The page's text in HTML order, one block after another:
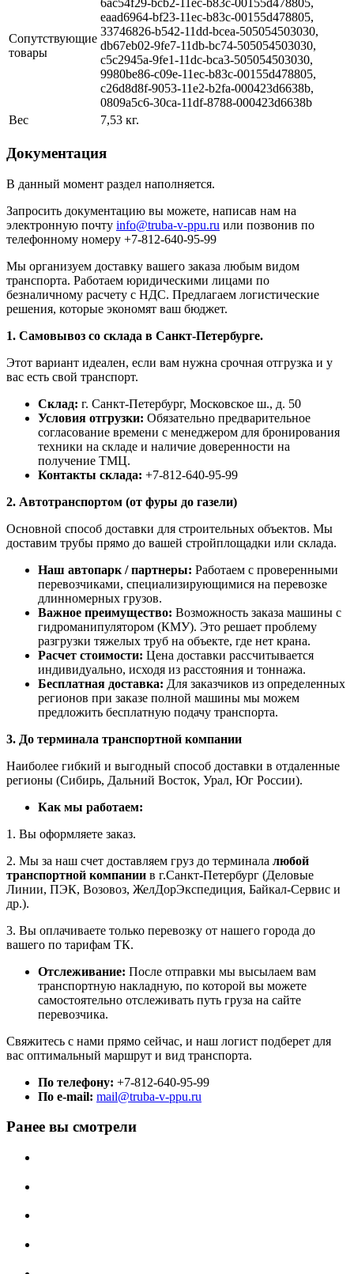
Сопутствующие
товары
6ac54f29-bcb2-11ec-b83c-00155d478805,
eaad6964-bf23-11ec-b83c-00155d478805,
33746826-b542-11dd-bcea-505054503030,
db67eb02-9fe7-11db-bc74-505054503030,
c5c2945a-9fe1-11dc-bca3-505054503030,
9980be86-c09e-11ec-b83c-00155d478805,
c26d8d8f-9053-11e2-b2fa-000423d6638b,
0809a5c6-30ca-11df-8788-000423d6638b
Вес
7,53 кг.
Документация
В данный момент раздел наполняется.
Запросить документацию вы можете, написав нам на
электронную почту info@truba-v-ppu.ru или позвонив по
телефонному номеру +7-812-640-95-99
Мы организуем доставку вашего заказа любым видом
транспорта. Работаем юридическими лицами по
безналичному расчету с НДС. Предлагаем логистические
решения, которые экономят ваш бюджет.
1. Самовывоз со склада в Санкт-Петербурге.
Этот вариант идеален, если вам нужна срочная отгрузка и у
вас есть свой транспорт.
Склад: г. Санкт-Петербург, Московское ш., д. 50
Условия отгрузки: Обязательно предварительное
согласование времени с менеджером для бронирования
техники на складе и наличие доверенности на
получение ТМЦ.
Контакты склада: +7-812-640-95-99
2. Автотранспортом (от фуры до газели)
Основной способ доставки для строительных объектов. Мы
доставим трубы прямо до вашей стройплощадки или склада.
Наш автопарк / партнеры: Работаем с проверенными
перевозчиками, специализирующимися на перевозке
длинномерных грузов.
Важное преимущество: Возможность заказа машины с
гидроманипулятором (КМУ). Это решает проблему
разгрузки тяжелых труб на объекте, где нет крана.
Расчет стоимости: Цена доставки рассчитывается
индивидуально, исходя из расстояния и тоннажа.
Бесплатная доставка: Для заказчиков из определенных
регионов при заказе полной машины мы можем
предложить бесплатную подачу транспорта.
3. До терминала транспортной компании
Наиболее гибкий и выгодный способ доставки в отдаленные
регионы (Сибирь, Дальний Восток, Урал, Юг России).
Как мы работаем:
1. Вы оформляете заказ.
2. Мы за наш счет доставляем груз до терминала любой
транспортной компании в г.Санкт-Петербург (Деловые
Линии, ПЭК, Возовоз, ЖелДорЭкспедиция, Байкал-Сервис и
др.).
3. Вы оплачиваете только перевозку от нашего города до
вашего по тарифам ТК.
Отслеживание: После отправки мы высылаем вам
транспортную накладную, по которой вы можете
самостоятельно отслеживать путь груза на сайте
перевозчика.
Свяжитесь с нами прямо сейчас, и наш логист подберет для
вас оптимальный маршрут и вид транспорта.
По телефону: +7-812-640-95-99
По e-mail: mail@truba-v-ppu.ru
Ранее вы смотрели